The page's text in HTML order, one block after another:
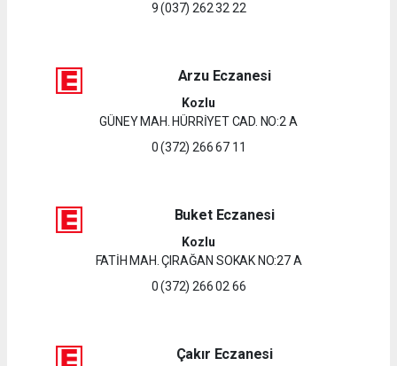
9 (037) 262 32 22
Arzu Eczanesi
Kozlu
GÜNEY MAH. HÜRRİYET CAD. NO:2 A
0 (372) 266 67 11
Buket Eczanesi
Kozlu
FATİH MAH. ÇIRAĞAN SOKAK NO:27 A
0 (372) 266 02 66
Çakır Eczanesi